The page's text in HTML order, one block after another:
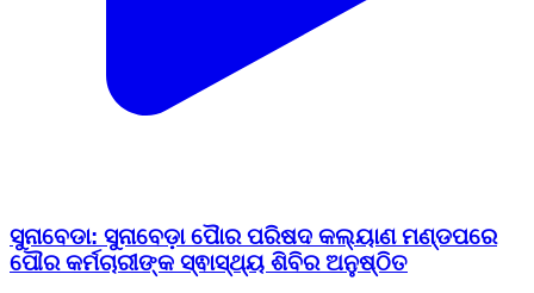
ସୁନାବେଡା: ସୁନାବେଡ଼ା ପୈାର ପରିଷଦ କଲ୍ୟାଣ ମଣ୍ଡପରେ
ପୌର କର୍ମଚାରୀଙ୍କ ସ୍ଵାସ୍ଥ୍ୟ ଶିବିର ଅନୁଷ୍ଠିତ